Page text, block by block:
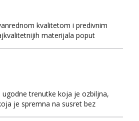
kvalitetom i predivnim
materijala poput
trenutke koja je ozbiljna,
je spremna na susret bez